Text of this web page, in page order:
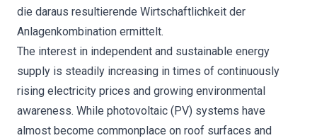
die daraus resultierende Wirtschaftlichkeit der
Anlagenkombination ermittelt.
The interest in independent and sustainable energy
supply is steadily increasing in times of continuously
rising electricity prices and growing environmental
awareness. While photovoltaic (PV) systems have
almost become commonplace on roof surfaces and